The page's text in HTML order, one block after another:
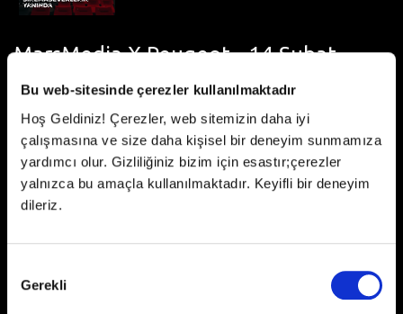
Bu web-sitesinde çerezler kullanılmaktadır
Hoş Geldiniz! Çerezler, web sitemizin daha iyi
çalışmasına ve size daha kişisel bir deneyim sunmamıza
yardımcı olur. Gizliliğiniz bizim için esastır;çerezler
yalnızca bu amaçla kullanılmaktadır. Keyifli bir deneyim
dileriz.
Seçimi
Gerekli
MarsMedia X Peugeot - 14 Şubat
Sevgililer Günü Kampanyası
Devamı
Hepsiburada’dan Paribucineverse
salonlarında on numara bir deneyim